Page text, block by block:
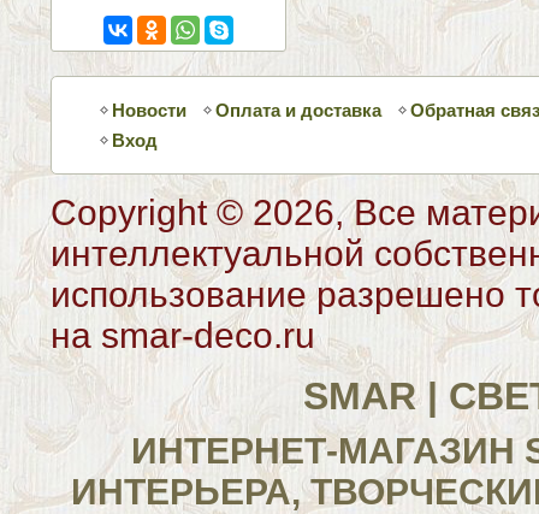
Новости Оплата и доставка
Обратная
Вход
Copyright © 2026, Все
интеллектуальной
использование разрешено
на smar-deco.ru
SMAR |
ИНТЕРНЕТ-МАГАЗИН
ИНТЕРЬЕРА,